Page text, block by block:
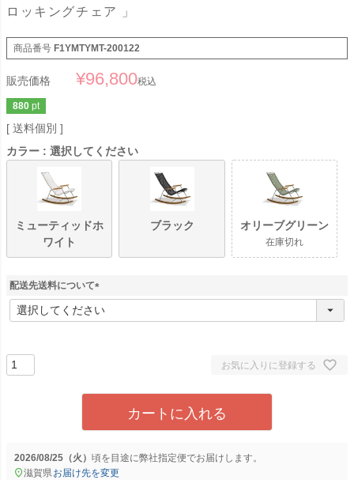
ロッキングチェア 」
商品番号 F1YMTYMT-200122
販売価格 ¥96,800税込
880 pt
送料個別
カラー
選択してください
ミューティッドホ
ワイト
ブラック オリーブグリーン
在庫切れ
配送先送料について
(
必
お気に入りに登録する
カートに入れる
2026/08/25（火） に弊社指定便でお届けします。
滋賀県 お届け先を変更